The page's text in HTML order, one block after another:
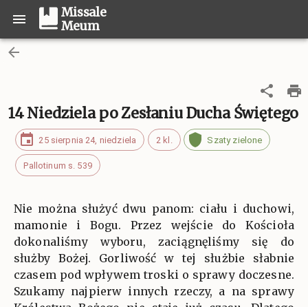
Missale
Meum
14 Niedziela po Zesłaniu Ducha Świętego
25 sierpnia 24, niedziela 2 kl. Szaty zielone
Pallotinum s. 539
Nie można służyć dwu panom: ciału i duchowi,
mamonie i Bogu. Przez wejście do Kościoła
dokonaliśmy wyboru, zaciągnęliśmy się do
służby Bożej. Gorliwość w tej służbie słabnie
czasem pod wpływem troski o sprawy doczesne.
Szukamy najpierw innych rzeczy, a na sprawy